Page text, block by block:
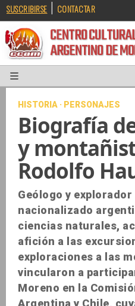
SUSCRIBIRSE | CONTACTAR
CENTRO
ARGENTINO DE
HISTORIA · PERSONAJES
Biografía
y
Rodolfo
Geólogo y explorador
nacionalizado
ciencias naturales,
afición a las
exploraciones a las
vincularon a
Moreno en la